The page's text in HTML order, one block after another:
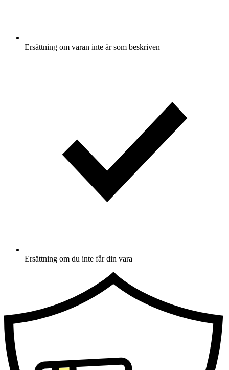
Ersättning om varan inte är som beskriven
Ersättning om du inte får din vara